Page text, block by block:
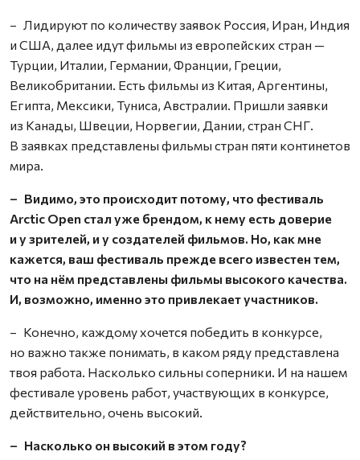
– Лидируют по количеству заявок Россия, Иран, Индия
и США, далее идут фильмы из европейских стран —
Турции, Италии, Германии, Франции, Греции,
Великобритании. Есть фильмы из Китая, Аргентины,
Египта, Мексики, Туниса, Австралии. Пришли заявки
из Канады, Швеции, Норвегии, Дании, стран СНГ.
В заявках представлены фильмы стран пяти континетов
мира.
– Видимо, это происходит потому, что фестиваль
Arctic Open стал уже брендом, к нему есть доверие
и у зрителей, и у создателей фильмов. Но, как мне
кажется, ваш фестиваль прежде всего известен тем,
что на нём представлены фильмы высокого качества.
И, возможно, именно это привлекает участников.
– Конечно, каждому хочется победить в конкурсе,
но важно также понимать, в каком ряду представлена
твоя работа. Насколько сильны соперники. И на нашем
фестивале уровень работ, участвующих в конкурсе,
действительно, очень высокий.
– Насколько он высокий в этом году?